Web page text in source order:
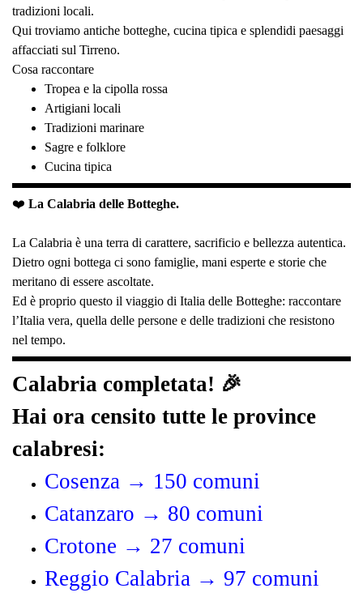
tradizioni locali.
Qui troviamo antiche botteghe, cucina tipica e splendidi paesaggi
affacciati sul Tirreno.
Cosa raccontare
Tropea e la cipolla rossa
Artigiani locali
Tradizioni marinare
Sagre e folklore
Cucina tipica
❤️ La Calabria delle Botteghe.
La Calabria è una terra di carattere, sacrificio e bellezza autentica.
Dietro ogni bottega ci sono famiglie, mani esperte e storie che
meritano di essere ascoltate.
Ed è proprio questo il viaggio di Italia delle Botteghe: raccontare
l’Italia vera, quella delle persone e delle tradizioni che resistono
nel tempo.
Calabria completata! 🎉
Hai ora censito tutte le province
calabresi:
Cosenza → 150 comuni
Catanzaro → 80 comuni
Crotone → 27 comuni
Reggio Calabria → 97 comuni